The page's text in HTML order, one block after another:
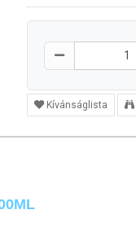
Kívánságlista